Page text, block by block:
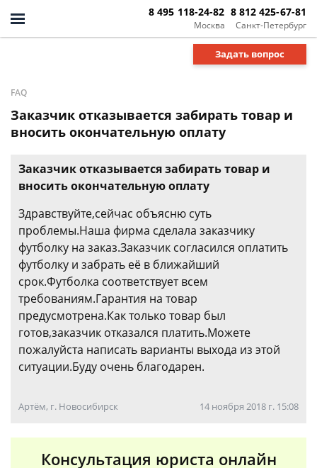
Москва
8 495 118-24-82
Санкт-Петербург
8 812 425-67-81
Задать вопрос
FAQ
Заказчик отказывается забирать товар и
вносить окончательную оплату
Заказчик отказывается забирать товар и
вносить окончательную оплату
Здравствуйте,сейчас объясню суть
проблемы.Наша фирма сделала заказчику
футболку на заказ.Заказчик согласился оплатить
футболку и забрать её в ближайший
срок.Футболка соответствует всем
требованиям.Гарантия на товар
предусмотрена.Как только товар был
готов,заказчик отказался платить.Можете
пожалуйста написать варианты выхода из этой
ситуации.Буду очень благодарен.
Артём, г. Новосибирск 14 ноября 2018 г. 15:08
Консультация юриста онлайн